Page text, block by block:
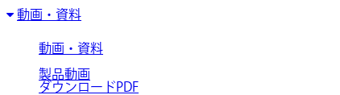
動画・資料
動画・資料
製品動画
ダウンロードPDF